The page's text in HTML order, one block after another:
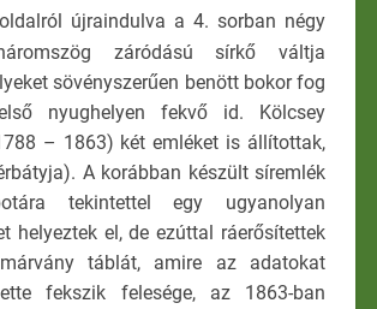
újraindulva a 4. sorban négy
záródású sírkő váltja
sövényszerűen benött bokor fog
nyughelyen fekvő id. Kölcsey
– 1863) két emléket is állítottak,
A korábban készült síremlék
tekintettel egy ugyanolyan
helyeztek el, de ezúttal ráerősítettek
táblát, amire az adatokat
fekszik felesége, az 1863-ban